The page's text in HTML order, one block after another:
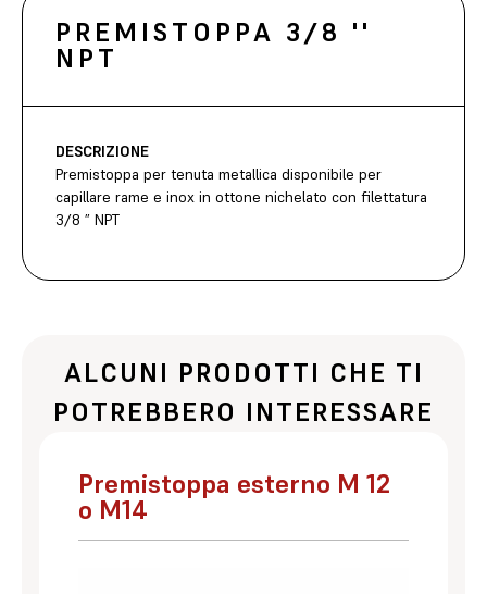
PREMISTOPPA 3/8 ''
NPT
DESCRIZIONE
Premistoppa per tenuta metallica disponibile per
capillare rame e inox in ottone nichelato con filettatura
3/8 ” NPT
ALCUNI PRODOTTI CHE TI
POTREBBERO INTERESSARE
Premistoppa esterno M 12
o M14